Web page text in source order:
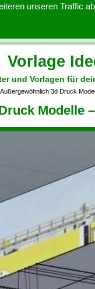
unseren Traffic
Vorlage
KONTAKT
und Vorlagen für
Außergewöhnlich 3d Druck
Modelle